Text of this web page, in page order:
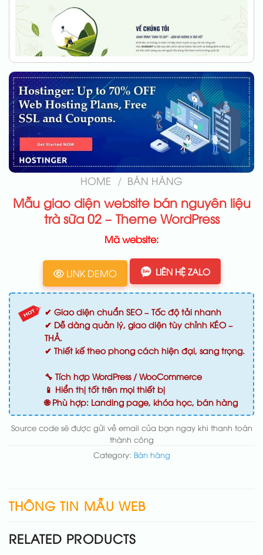
HOME / BÁN HÀNG
Mẫu giao diện website bán nguyên liệu
trà sữa 02 – Theme WordPress
Mã website:
LINK DEMO LIÊN HỆ ZALO
✔ Giao diện chuẩn SEO – Tốc độ tải nhanh
✔ Dễ dàng quản lý, giao diện tùy chỉnh KÉO –
THẢ.
✔ Thiết kế theo phong cách hiện đại, sang trọng.
🔧 Tích hợp WordPress / WooCommerce
📱 Hiển thị tốt trên mọi thiết bị
🌐 Phù hợp: Landing page, khóa học, bán hàng
Source code sẽ được gửi về email của bạn ngay khi thanh toán
thành công
Category: Bán hàng
THÔNG TIN MẪU WEB
RELATED PRODUCTS